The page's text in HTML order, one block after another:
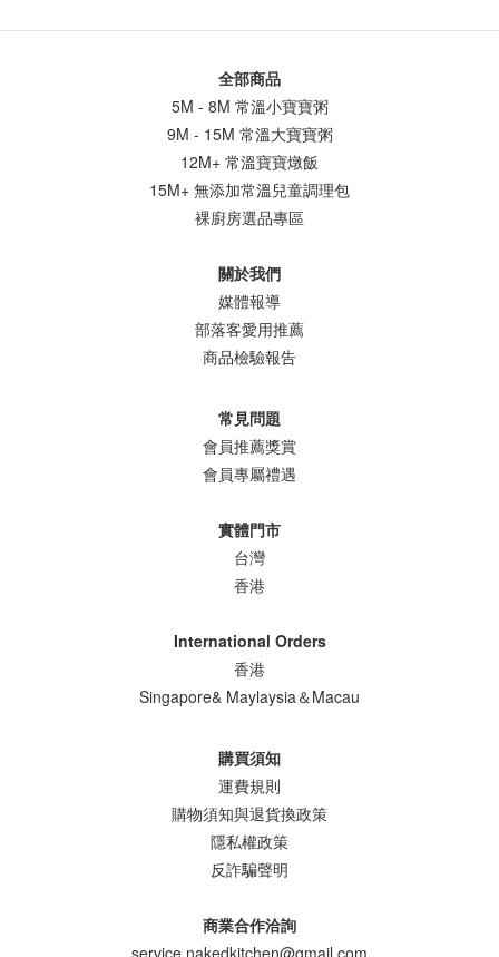
全部商品
5M - 8M 常溫小寶寶粥
9M - 15M 常溫大寶寶粥
12M+ 常溫寶寶燉飯
15M+ 無添加常溫兒童調理包
裸廚房選品專區
關於我們
媒體報導
部落客愛用推薦
商品檢驗報告
常見問題
會員推薦獎賞
會員專屬禮遇
實體門市
台灣
香港
International Orders
香港
Singapore& Maylaysia＆Macau
購買須知
運費規則
購物須知與退貨換政策
隱私權政策
反詐騙聲明
商業合作洽詢